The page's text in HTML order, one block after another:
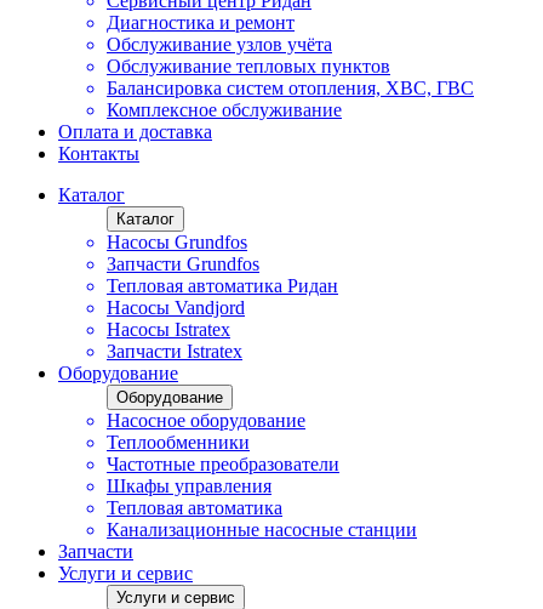
Диагностика и ремонт
Обслуживание узлов учёта
Обслуживание тепловых пунктов
Балансировка систем отопления, ХВС, ГВС
Комплексное обслуживание
Оплата и доставка
Контакты
Каталог
Каталог
Насосы Grundfos
Запчасти Grundfos
Тепловая автоматика Ридан
Насосы Vandjord
Насосы Istratex
Запчасти Istratex
Оборудование
Оборудование
Насосное оборудование
Теплообменники
Частотные преобразователи
Шкафы управления
Тепловая автоматика
Канализационные насосные станции
Запчасти
Услуги и сервис
Услуги и сервис